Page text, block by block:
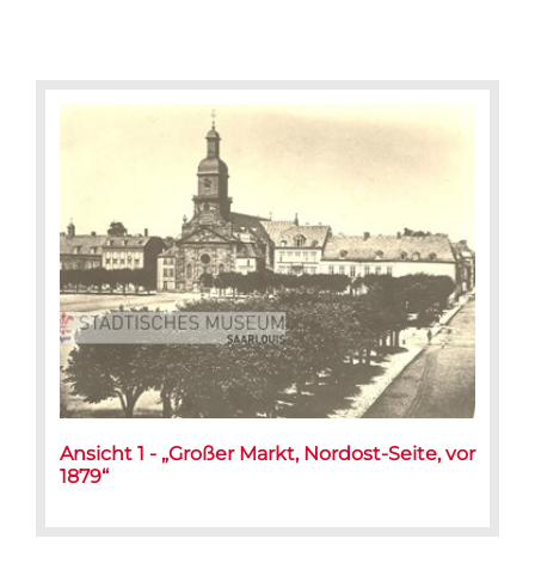
Ansicht 1 - „Großer Markt, Nordost-Seite, vor
1879“